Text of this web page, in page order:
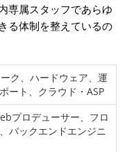
専属スタッフであらゆ
る体制を整えているの
ク、ハードウェア、運
ート、クラウド・ASP
プロデューサー、フロ
バックエンドエンジニ